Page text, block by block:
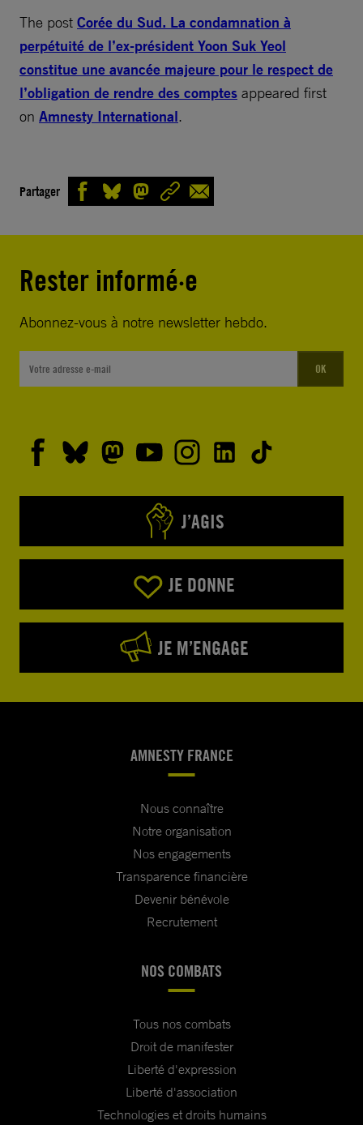
The post Corée du Sud. La condamnation à
perpétuité de l’ex-président Yoon Suk Yeol
constitue une avancée majeure pour le respect de
l’obligation de rendre des comptes appeared first
on Amnesty International.
Partager
Rester informé·e
Abonnez-vous à notre newsletter hebdo.
OK
J’AGIS
JE DONNE
JE M’ENGAGE
AMNESTY FRANCE
Nous connaître
Notre organisation
Nos engagements
Transparence financière
Devenir bénévole
Recrutement
NOS COMBATS
Tous nos combats
Droit de manifester
Liberté d'expression
Liberté d'association
Technologies et droits humains